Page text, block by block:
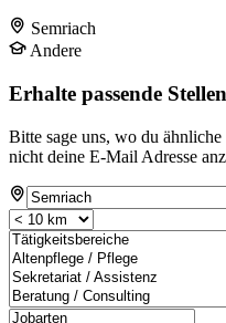
Semriach
Andere
Erhalte passende
Bitte sage uns, wo du
nicht deine E-Mail Adresse